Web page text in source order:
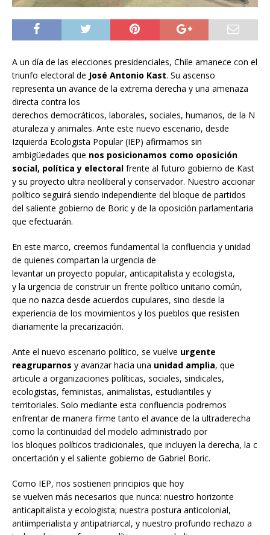
A un día de las elecciones presidenciales, Chile amanece con el
triunfo electoral de José Antonio Kast. Su ascenso
representa un avance de la extrema derecha y una amenaza
directa contra los
derechos democráticos, laborales, sociales, humanos, de la N
aturaleza y animales. Ante este nuevo escenario, desde
Izquierda Ecologista Popular (IEP) afirmamos sin
ambigüedades que nos posicionamos como oposición
social, política y electoral frente al futuro gobierno de Kast
y su proyecto ultra neoliberal y conservador. Nuestro accionar
político seguirá siendo independiente del bloque de partidos
del saliente gobierno de Boric y de la oposición parlamentaria
que efectuarán.
En este marco, creemos fundamental la confluencia y unidad
de quienes compartan la urgencia de
levantar un proyecto popular, anticapitalista y ecologista,
y la urgencia de construir un frente político unitario común,
que no nazca desde acuerdos cupulares, sino desde la
experiencia de los movimientos y los pueblos que resisten
diariamente la precarización.
Ante el nuevo escenario político, se vuelve urgente
reagruparnos y avanzar hacia una unidad amplia, que
articule a organizaciones políticas, sociales, sindicales,
ecologistas, feministas, animalistas, estudiantiles y
territoriales. Solo mediante esta confluencia podremos
enfrentar de manera firme tanto el avance de la ultraderecha
como la continuidad del modelo administrado por
los bloques políticos tradicionales, que incluyen la derecha, la c
oncertación y el saliente gobierno de Gabriel Boric.
Como IEP, nos sostienen principios que hoy
se vuelven más necesarios que nunca: nuestro horizonte
anticapitalista y ecologista; nuestra postura anticolonial,
antiimperialista y antipatriarcal, y nuestro profundo rechazo a